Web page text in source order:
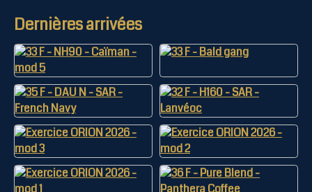
Dernières arrivées